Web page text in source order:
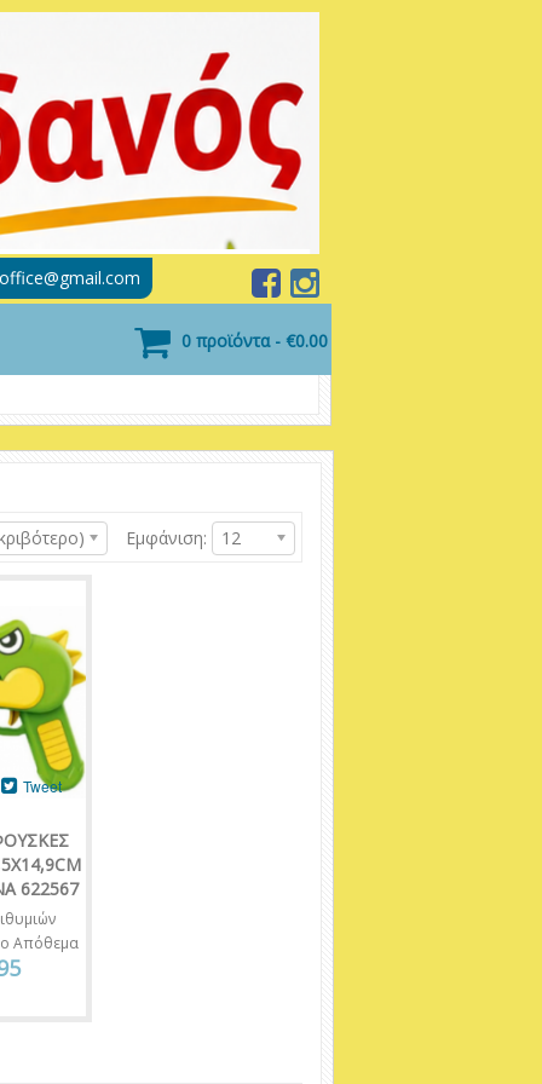
0 προϊόντα - €0.00
Εμφάνιση: 12
622567
Tweet
Απόθεμα